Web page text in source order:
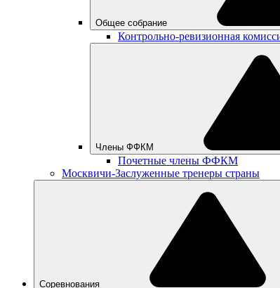
Общее собрание
Контрольно-ревизионная
Члены ФФКМ
Почетные члены ФФКМ
Москвичи-Заслуженные тренеры страны
Соревнования